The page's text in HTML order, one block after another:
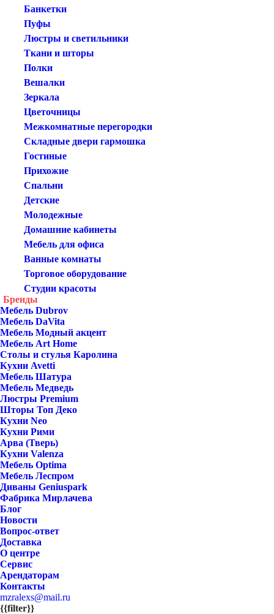
Банкетки
Пуфы
Люстры и светильники
Ткани и шторы
Полки
Вешалки
Зеркала
Цветочницы
Межкомнатные перегородки
Складные двери гармошка
Гостиные
Прихожие
Спальни
Детские
Молодежные
Домашние кабинеты
Мебель для офиса
Ванные комнаты
Торговое оборудование
Студии красоты
Бренды
Мебель Dubrov
Мебель DaVita
Мебель Модный акцент
Мебель Art Home
Столы и стулья Каролина
Кухни Avetti
Мебель Шатура
Мебель Медведь
Люстры Premium
Шторы Топ Деко
Кухни Neo
Кухни Рими
Арва (Тверь)
Кухни Valenza
Мебель Optima
Мебель Леспром
Диваны Geniuspark
Фабрика Мирлачева
Блог
Новости
Вопрос-ответ
Доставка
О центре
Сервис
Арендаторам
Контакты
mzralexs@mail.ru
{{filter}}